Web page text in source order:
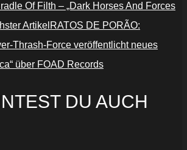
Of Filth – „Dark Horses And Forces
Artikel RATOS DE PORÃO:
Thrash-Force veröffentlicht neues
über FOAD Records
DU AUCH